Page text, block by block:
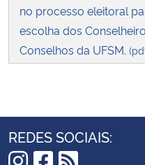
Controladoria-Geral da União
no processo eleitoral
escolha dos
Conselhos da UFSM.
REDES SOCIAIS: